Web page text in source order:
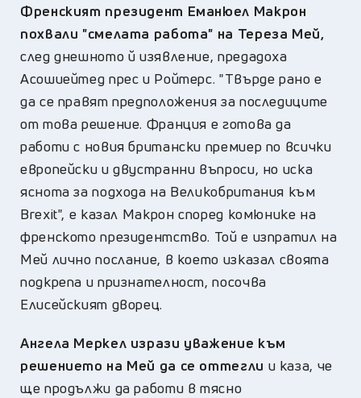
Френският президент Еманюел Макрон
похвали "смелата работа" на Тереза Мей,
след днешното й изявление, предадоха
Асошиейтед прес и Ройтерс. "Твърде рано е
да се правят предположения за последиците
от това решение. Франция е готова да
работи с новия британски премиер по всички
европейски и двустранни въпроси, но иска
яснота за подхода на Великобритания към
Brexit", е казал Макрон според комюнике на
френското президентство. Той е изпратил на
Мей лично послание, в което изказал своята
подкрепа и признателност, посочва
Елисейският дворец.
Ангела Меркел изрази уважение към
решението на Мей да се оттегли и каза, че
ще продължи да работи в тясно